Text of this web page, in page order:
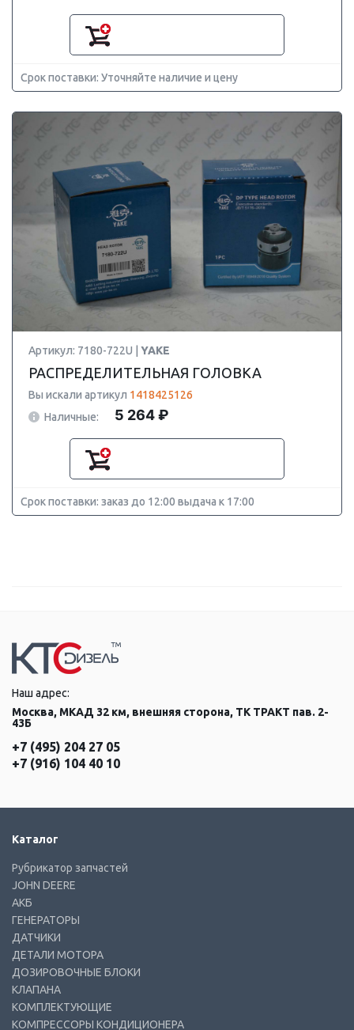
Срок поставки: Уточняйте наличие и цену
Артикул: 7180-722U | YAKE
РАСПРЕДЕЛИТЕЛЬНАЯ ГОЛОВКА
Вы искали артикул 1418425126
Наличные:
5 264 ₽
Срок поставки: заказ до 12:00 выдача к 17:00
Наш адрес:
Москва, МКАД 32 км, внешняя сторона, ТК ТРАКТ пав. 2-
43Б
+7 (495) 204 27 05
+7 (916) 104 40 10
Каталог
Рубрикатор запчастей
JOHN DEERE
АКБ
ГЕНЕРАТОРЫ
ДАТЧИКИ
ДЕТАЛИ МОТОРА
ДОЗИРОВОЧНЫЕ БЛОКИ
КЛАПАНА
КОМПЛЕКТУЮЩИЕ
КОМПРЕССОРЫ КОНДИЦИОНЕРА